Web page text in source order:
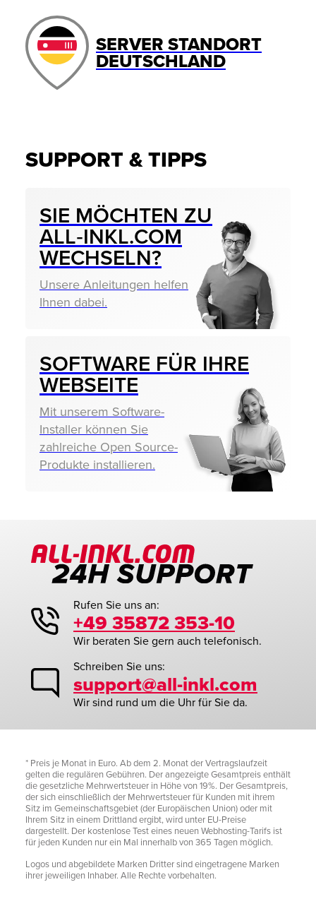
SERVER STANDORT
DEUTSCHLAND
SUPPORT & TIPPS
SIE MÖCHTEN ZU
ALL‑INKL.COM
WECHSELN?
Unsere Anleitungen helfen
Ihnen dabei.
SOFTWARE FÜR IHRE
WEBSEITE
Mit unserem Software-
Installer können Sie
zahlreiche Open Source-
Produkte installieren.
Rufen Sie uns an:
+49 35872 353-10
Wir beraten Sie gern auch telefonisch.
Schreiben Sie uns:
support@all-inkl.com
Wir sind rund um die Uhr für Sie da.
* Preis je Monat in Euro. Ab dem 2. Monat der Vertragslaufzeit
gelten die regulären Gebühren. Der angezeigte Gesamtpreis enthält
die gesetzliche Mehrwertsteuer in Höhe von 19%. Der Gesamtpreis,
der sich einschließlich der Mehrwertsteuer für Kunden mit ihrem
Sitz im Gemeinschaftsgebiet (der Europäischen Union) oder mit
Ihrem Sitz in einem Drittland ergibt, wird unter EU-Preise
dargestellt. Der kostenlose Test eines neuen Webhosting-Tarifs ist
für jeden Kunden nur ein Mal innerhalb von 365 Tagen möglich.
Logos und abgebildete Marken Dritter sind eingetragene Marken
ihrer jeweiligen Inhaber. Alle Rechte vorbehalten.